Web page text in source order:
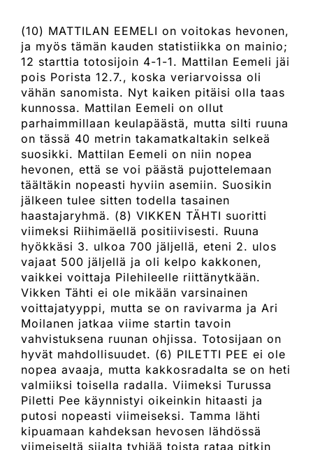
(10) MATTILAN EEMELI on voitokas hevonen,
ja myös tämän kauden statistiikka on mainio;
12 starttia totosijoin 4-1-1. Mattilan Eemeli jäi
pois Porista 12.7., koska veriarvoissa oli
vähän sanomista. Nyt kaiken pitäisi olla taas
kunnossa. Mattilan Eemeli on ollut
parhaimmillaan keulapäästä, mutta silti ruuna
on tässä 40 metrin takamatkaltakin selkeä
suosikki. Mattilan Eemeli on niin nopea
hevonen, että se voi päästä pujottelemaan
täältäkin nopeasti hyviin asemiin. Suosikin
jälkeen tulee sitten todella tasainen
haastajaryhmä. (8) VIKKEN TÄHTI suoritti
viimeksi Riihimäellä positiivisesti. Ruuna
hyökkäsi 3. ulkoa 700 jäljellä, eteni 2. ulos
vajaat 500 jäljellä ja oli kelpo kakkonen,
vaikkei voittaja Pilehileelle riittänytkään.
Vikken Tähti ei ole mikään varsinainen
voittajatyyppi, mutta se on ravivarma ja Ari
Moilanen jatkaa viime startin tavoin
vahvistuksena ruunan ohjissa. Totosijaan on
hyvät mahdollisuudet. (6) PILETTI PEE ei ole
nopea avaaja, mutta kakkosradalta se on heti
valmiiksi toisella radalla. Viimeksi Turussa
Piletti Pee käynnistyi oikeinkin hitaasti ja
putosi nopeasti viimeiseksi. Tamma lähti
kipuamaan kahdeksan hevosen lähdössä
viimeiseltä sijalta tyhjää toista rataa pitkin